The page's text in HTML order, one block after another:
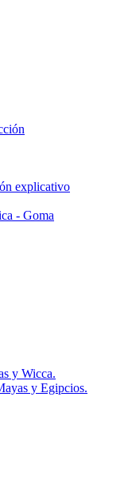
explicativo
- Goma
y Wicca.
y Egipcios.